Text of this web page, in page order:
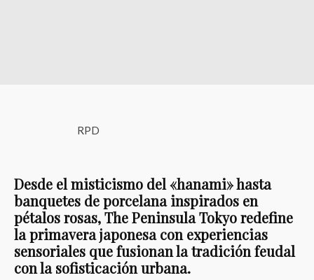
RPD
Desde el misticismo del «hanami» hasta
banquetes de porcelana inspirados en
pétalos rosas, The Peninsula Tokyo redefine
la primavera japonesa con experiencias
sensoriales que fusionan la tradición feudal
con la sofisticación urbana.